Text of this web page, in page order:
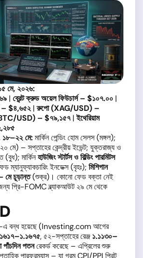
মে, ২০২৬:
| ব্রেন্ট ক্রুড অয়েল ফিউচার্স – $১০৭.০০ |
$৪,৬৫২|রুপো (XAG/USD) –
USD) – $৭৯,১৫৭ |ইথেরিয়াম
১৮–২২ মে:মার্কিন পেন্ডিং হোম সেলস (মঙ্গল);
মে) – সপ্তাহের কেন্দ্রীয় ইভেন্ট; যুক্তরাজ্য ও
মার্কিনহাউজিং স্টার্টস ও বিল্ডিং পারমিটস
ম্যানুফ্যাকচারিং ইনডেক্স (বৃহঃ); মিশিগান
– মে চূড়ান্ত(শুক্র)। কোনো ফেড বক্তা নেই
প্রি-FOMC ব্ল্যাকআউট ২৯ মে থেকে
বন্ধ হয়েছে (Investing.com আগের
, ৫২-সপ্তাহের রেঞ্জ ১.১১৩০–
পাঁচদিন পতনরেকর্ড করেছে – এপ্রিলের শুরু
পারফরম্যান্স – যা গরম CPI/PPI প্রিন্ট